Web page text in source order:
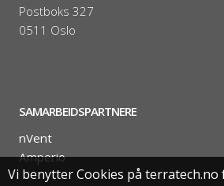
Postboks 327
0511 Oslo
SAMARBEIDSPARTNERE
nVent
Amperio
Vi benytter Cookies på